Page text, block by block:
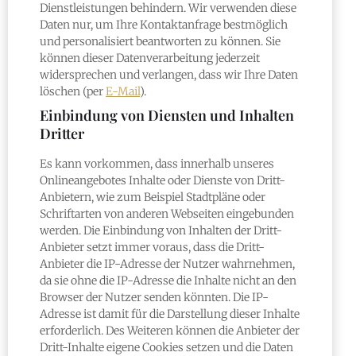
Dienstleistungen behindern. Wir verwenden diese
Daten nur, um Ihre Kontaktanfrage bestmöglich
und personalisiert beantworten zu können. Sie
können dieser Datenverarbeitung jederzeit
widersprechen und verlangen, dass wir Ihre Daten
löschen (perE-Mail).
Einbindung von Diensten und Inhalten
Dritter
Es kann vorkommen, dass innerhalb unseres
Onlineangebotes Inhalte oder Dienste von Dritt-
Anbietern, wie zum Beispiel Stadtpläne oder
Schriftarten von anderen Webseiten eingebunden
werden. Die Einbindung von Inhalten der Dritt-
Anbieter setzt immer voraus, dass die Dritt-
Anbieter die IP-Adresse der Nutzer wahrnehmen,
da sie ohne die IP-Adresse die Inhalte nicht an den
Browser der Nutzer senden könnten. Die IP-
Adresse ist damit für die Darstellung dieser Inhalte
erforderlich. Des Weiteren können die Anbieter der
Dritt-Inhalte eigene Cookies setzen und die Daten